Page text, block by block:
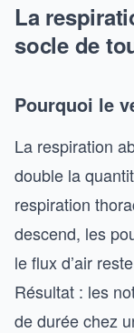
La
socle de
Pourquoi le
La respiration
double la
respiration
descend, les
le flux d’air
Résultat : les
de durée chez